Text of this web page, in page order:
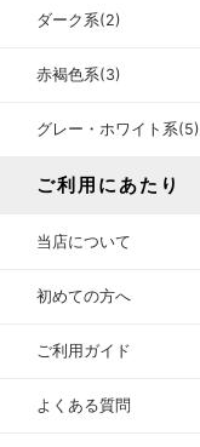
ダーク系(2)
赤褐色系(3)
グレー・ホワイト系(5)
ご利用にあたり
当店について
初めての方へ
ご利用ガイド
よくある質問